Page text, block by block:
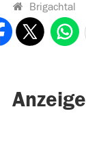
Brigachtal
Anzeige